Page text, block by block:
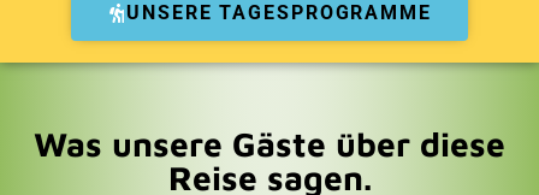
UNSERE TAGESPROGRAMME
Was unsere Gäste über diese
Reise sagen.